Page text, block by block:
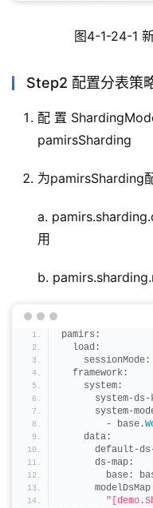
图4-1-24-1
Step2 配置分表策
配置
pamirsSharding
为pamirsSharding
a.
用
b.
pamirs:
  load:
    sessionMode:
  framework:
    system:
system-
system-
        - base.
    data:
default-
      ds-map:
base: